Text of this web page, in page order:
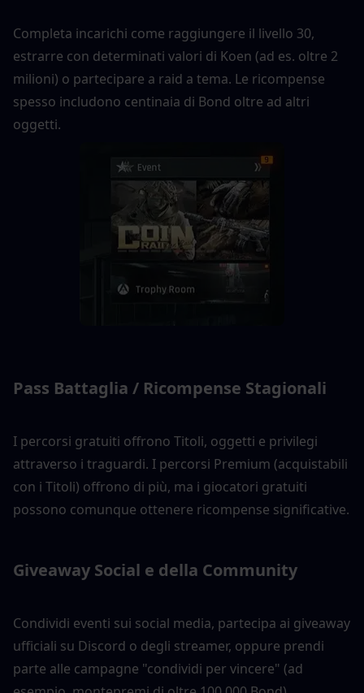
Completa incarichi come raggiungere il livello 30,
estrarre con determinati valori di Koen (ad es. oltre 2
milioni) o partecipare a raid a tema. Le ricompense
spesso includono centinaia di Bond oltre ad altri
oggetti.
Pass Battaglia / Ricompense Stagionali
I percorsi gratuiti offrono Titoli, oggetti e privilegi
attraverso i traguardi. I percorsi Premium (acquistabili
con i Titoli) offrono di più, ma i giocatori gratuiti
possono comunque ottenere ricompense significative.
Giveaway Social e della Community
Condividi eventi sui social media, partecipa ai giveaway
ufficiali su Discord o degli streamer, oppure prendi
parte alle campagne "condividi per vincere" (ad